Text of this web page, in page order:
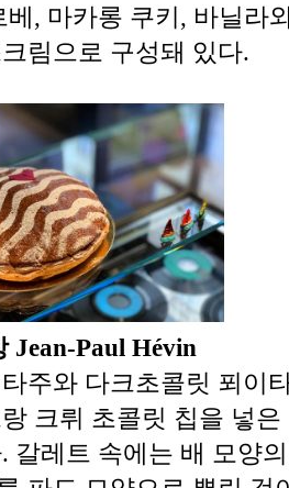
베, 마카롱 쿠키, 바닐라
림으로 구성돼 있다.
Jean-Paul Hévin
주와 다크초콜릿 푀이
크뤼 초콜릿 칩을 넣
갈레트 속에는 배 모양